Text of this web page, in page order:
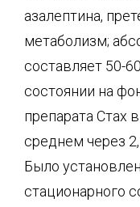
азалептина,
метаболизм;
составляет 50-
состоянии на
препарата Стах
среднем через
Было
стационарного